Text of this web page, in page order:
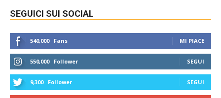
SEGUICI SUI SOCIAL
540,000 Fans MI PIACE
550,000 Follower SEGUI
9,300 Follower SEGUI